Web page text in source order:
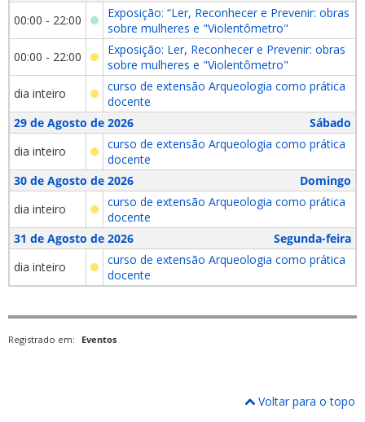
00:00 - 22:00
Exposição: “Ler, Reconhecer e Prevenir: obras
sobre mulheres e "Violentômetro"
00:00 - 22:00
Exposição: Ler, Reconhecer e Prevenir: obras
sobre mulheres e "Violentômetro"
dia inteiro
curso de extensão Arqueologia como prática
docente
29 de Agosto de 2026
Sábado
dia inteiro
curso de extensão Arqueologia como prática
docente
30 de Agosto de 2026
Domingo
dia inteiro
curso de extensão Arqueologia como prática
docente
31 de Agosto de 2026
Segunda-feira
dia inteiro
curso de extensão Arqueologia como prática
docente
Registrado em: Eventos
Voltar para o topo